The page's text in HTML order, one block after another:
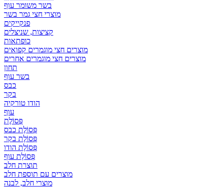
בשר משומר עוף
מוצרי חצי גמר בשר
פנקייקים
קציצות, שניצלים
כופתאות
מוצרים חצי מוגמרים קפואים
מוצרים חצי מוגמרים אחרים
תחון
בשר עוף
כבס
בקר
הודו טורקיה
עוף
פְּסוֹלֶת
פְּסוֹלֶת כבס
פְּסוֹלֶת בקר
פְּסוֹלֶת הודו
פְּסוֹלֶת עוף
תוצרת חלב
מוצרים עם תוספת חלב
מוצרי חלב, לבנה